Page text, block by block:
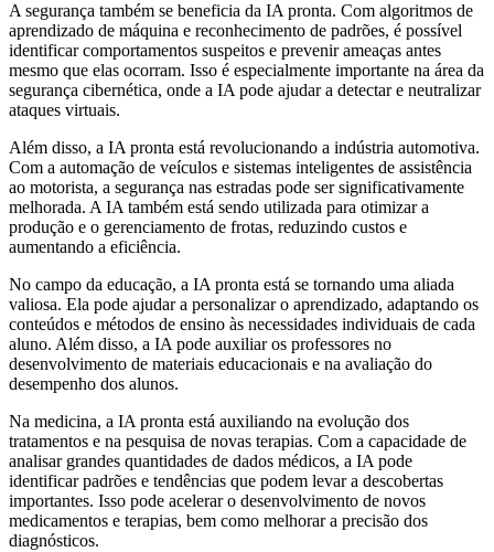
A segurança também se beneficia da IA pronta. Com algoritmos de
aprendizado de máquina e reconhecimento de padrões, é possível
identificar comportamentos suspeitos e prevenir ameaças antes
mesmo que elas ocorram. Isso é especialmente importante na área da
segurança cibernética, onde a IA pode ajudar a detectar e neutralizar
ataques virtuais.
Além disso, a IA pronta está revolucionando a indústria automotiva.
Com a automação de veículos e sistemas inteligentes de assistência
ao motorista, a segurança nas estradas pode ser significativamente
melhorada. A IA também está sendo utilizada para otimizar a
produção e o gerenciamento de frotas, reduzindo custos e
aumentando a eficiência.
No campo da educação, a IA pronta está se tornando uma aliada
valiosa. Ela pode ajudar a personalizar o aprendizado, adaptando os
conteúdos e métodos de ensino às necessidades individuais de cada
aluno. Além disso, a IA pode auxiliar os professores no
desenvolvimento de materiais educacionais e na avaliação do
desempenho dos alunos.
Na medicina, a IA pronta está auxiliando na evolução dos
tratamentos e na pesquisa de novas terapias. Com a capacidade de
analisar grandes quantidades de dados médicos, a IA pode
identificar padrões e tendências que podem levar a descobertas
importantes. Isso pode acelerar o desenvolvimento de novos
medicamentos e terapias, bem como melhorar a precisão dos
diagnósticos.